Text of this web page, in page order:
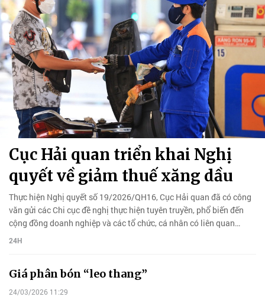
Cục Hải quan triển khai Nghị
quyết về giảm thuế xăng dầu
Thực hiện Nghị quyết số 19/2026/QH16, Cục Hải quan đã có công
văn gửi các Chi cục đề nghị thực hiện tuyên truyền, phổ biến đến
cộng đồng doanh nghiệp và các tổ chức, cá nhân có liên quan…
24H
Giá phân bón “leo thang”
24/03/2026 11:29